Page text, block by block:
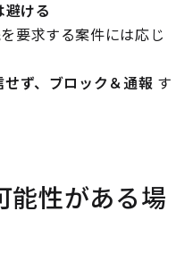
ける
要求する案件には応じ
せず、ブロック＆通報 す
能性がある場